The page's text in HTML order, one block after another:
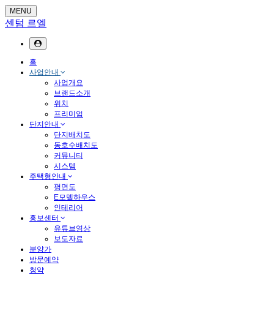
MENU
센텀 르엘
홈
사업안내
사업개요
브랜드소개
위치
프리미엄
단지안내
단지배치도
동호수배치도
커뮤니티
시스템
주택형안내
평면도
E모델하우스
인테리어
홍보센터
유튜브영상
보도자료
분양가
방문예약
청약